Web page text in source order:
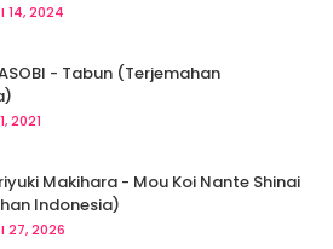
14, 2024
- Tabun (Terjemahan
2021
Makihara - Mou Koi Nante Shinai
Indonesia)
27, 2026